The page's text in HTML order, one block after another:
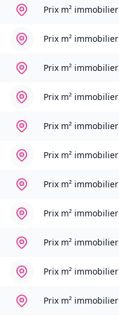
Prix m² immobilier
Prix m² immobilier
Prix m² immobilier
Prix m² immobilier
Prix m² immobilier
Prix m² immobilier
Prix m² immobilier
Prix m² immobilier
Prix m² immobilier
Prix m² immobilier
Prix m² immobilier